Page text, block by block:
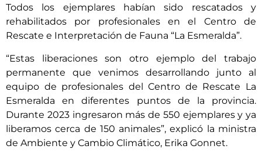
Todos los ejemplares habían sido rescatados y
rehabilitados por profesionales en el Centro de
Rescate e Interpretación de Fauna “La Esmeralda”.
“Estas liberaciones son otro ejemplo del trabajo
permanente que venimos desarrollando junto al
equipo de profesionales del Centro de Rescate La
Esmeralda en diferentes puntos de la provincia.
Durante 2023 ingresaron más de 550 ejemplares y ya
liberamos cerca de 150 animales”, explicó la ministra
de Ambiente y Cambio Climático, Erika Gonnet.